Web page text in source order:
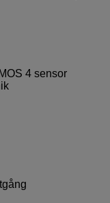
4 sensor